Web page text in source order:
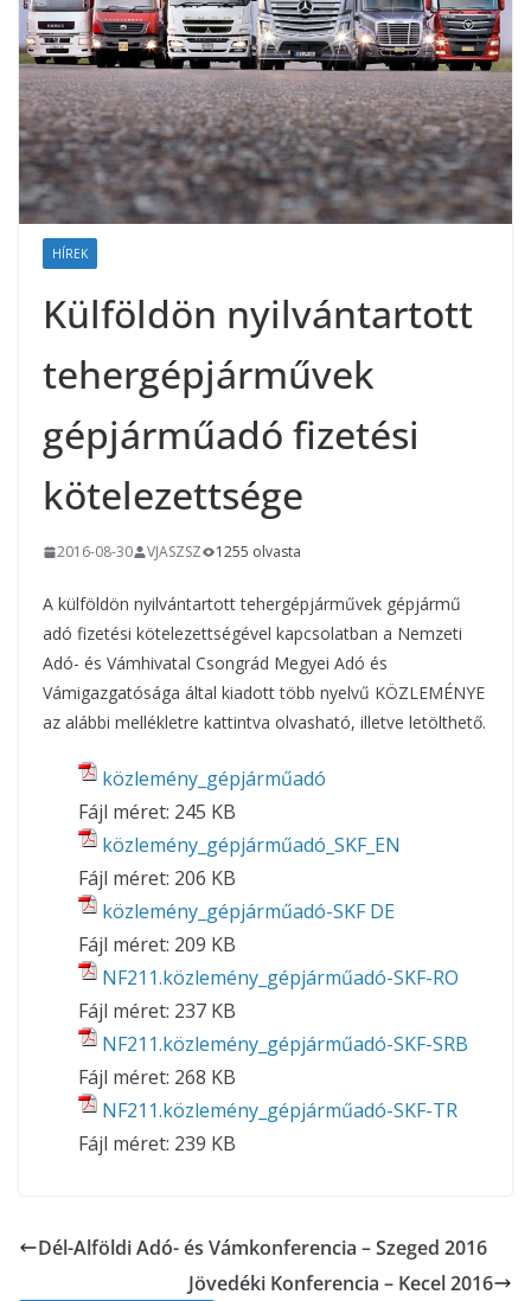
HÍREK
Külföldön nyilvántartott
tehergépjárművek
gépjárműadó fizetési
kötelezettsége
2016-08-30 VJASZSZ 1255 olvasta
A külföldön nyilvántartott tehergépjárművek gépjármű
adó fizetési kötelezettségével kapcsolatban a Nemzeti
Adó- és Vámhivatal Csongrád Megyei Adó és
Vámigazgatósága által kiadott több nyelvű KÖZLEMÉNYE
az alábbi mellékletre kattintva olvasható, illetve letölthető.
közlemény_gépjárműadó
Fájl méret: 245 KB
közlemény_gépjárműadó_SKF_EN
Fájl méret: 206 KB
közlemény_gépjárműadó-SKF DE
Fájl méret: 209 KB
NF211.közlemény_gépjárműadó-SKF-RO
Fájl méret: 237 KB
NF211.közlemény_gépjárműadó-SKF-SRB
Fájl méret: 268 KB
NF211.közlemény_gépjárműadó-SKF-TR
Fájl méret: 239 KB
Dél-Alföldi Adó- és Vámkonferencia – Szeged 2016
Jövedéki Konferencia – Kecel 2016